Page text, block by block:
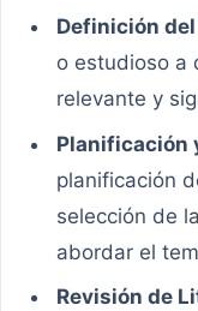
Definición del
o estudioso a
relevante y
Planificación
planificación
selección de
abordar el
Revisión de